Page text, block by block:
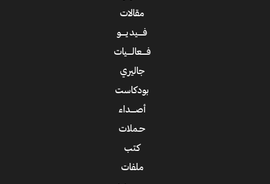
مقالات
فــــيديــــو
فــــعالــــيات
جاليري
بودكاست
أصــــداء
حـملات
كتب
ملفات